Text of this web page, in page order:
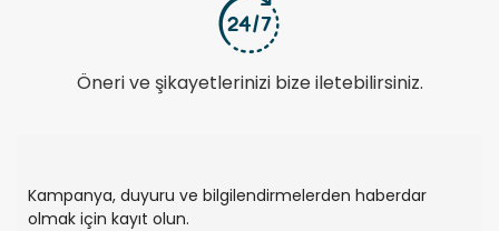
Öneri ve şikayetlerinizi bize iletebilirsiniz.
Kampanya, duyuru ve bilgilendirmelerden haberdar
olmak için kayıt olun.